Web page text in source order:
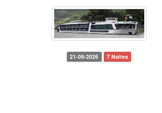
21-09-2026 7 Noites